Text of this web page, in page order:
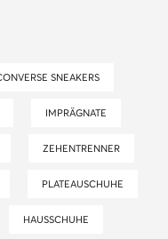
CONVERSE SNEAKERS
IMPRÄGNATE
ZEHENTRENNER
PLATEAUSCHUHE
HAUSSCHUHE